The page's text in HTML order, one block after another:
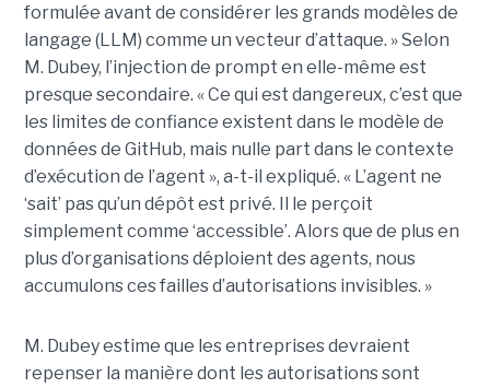
formulée avant de considérer les grands modèles de
langage (LLM) comme un vecteur d’attaque. » Selon
M. Dubey, l’injection de prompt en elle-même est
presque secondaire. « Ce qui est dangereux, c’est que
les limites de confiance existent dans le modèle de
données de GitHub, mais nulle part dans le contexte
d’exécution de l’agent », a-t-il expliqué. « L’agent ne
‘sait’ pas qu’un dépôt est privé. Il le perçoit
simplement comme ‘accessible’. Alors que de plus en
plus d’organisations déploient des agents, nous
accumulons ces failles d’autorisations invisibles. »
M. Dubey estime que les entreprises devraient
repenser la manière dont les autorisations sont